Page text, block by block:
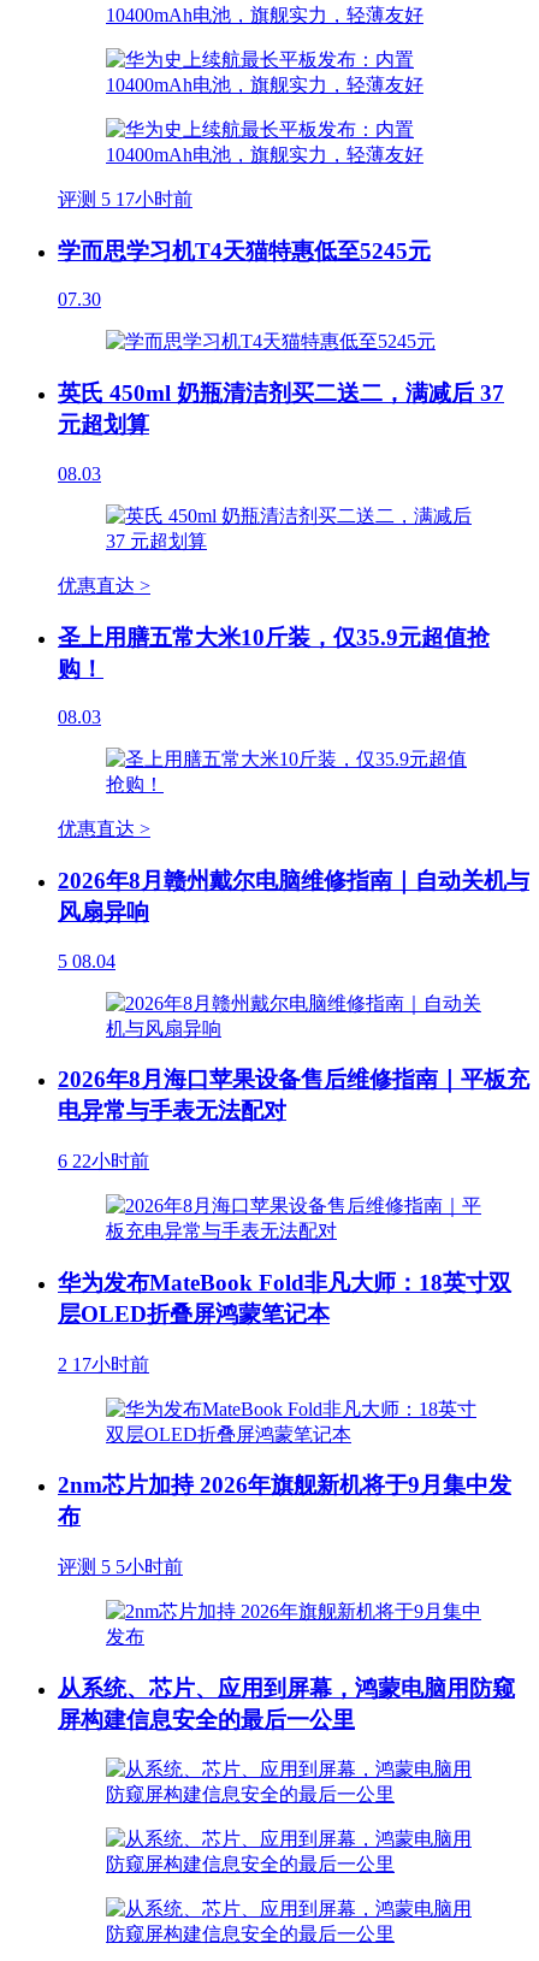
评测 5 17小时前
学而思学习机T4天猫特惠低至5245元
07.30
英氏 450ml 奶瓶清洁剂买二送二，满减后 37
元超划算
08.03
优惠直达 >
圣上用膳五常大米10斤装，仅35.9元超值抢
购！
08.03
优惠直达 >
2026年8月赣州戴尔电脑维修指南｜自动关机与
风扇异响
5 08.04
2026年8月海口苹果设备售后维修指南｜平板充
电异常与手表无法配对
6 22小时前
华为发布MateBook Fold非凡大师：18英寸双
层OLED折叠屏鸿蒙笔记本
2 17小时前
2nm芯片加持 2026年旗舰新机将于9月集中发
布
评测 5 5小时前
从系统、芯片、应用到屏幕，鸿蒙电脑用防窥
屏构建信息安全的最后一公里